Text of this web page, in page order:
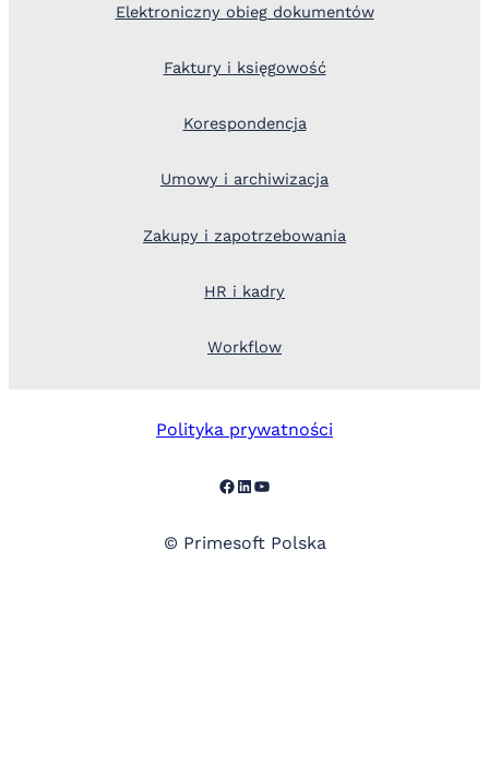
Elektroniczny obieg dokumentów
Faktury i księgowość
Korespondencja
Umowy i archiwizacja
Zakupy i zapotrzebowania
HR i kadry
Workflow
Polityka prywatności
Facebook
LinkedIn
YouTube
© Primesoft Polska